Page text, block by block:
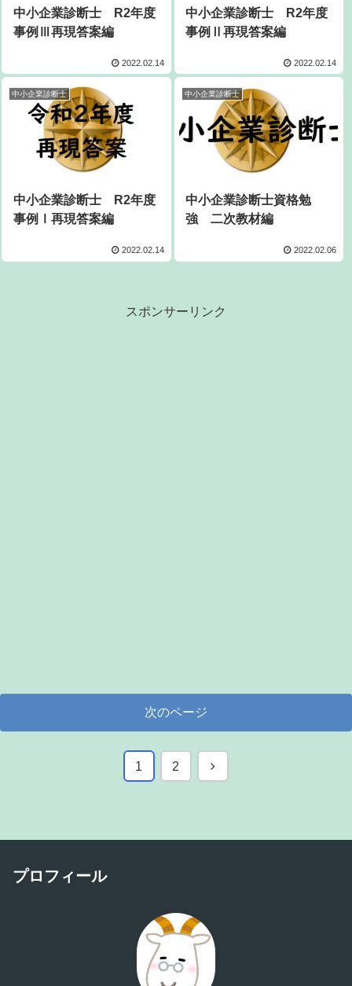
中小企業診断士 R2年度
事例Ⅲ再現答案編
2022.02.14
中小企業診断士 R2年度
事例Ⅱ再現答案編
2022.02.14
中小企業診断士
中小企業診断士 R2年度
事例Ⅰ再現答案編
2022.02.14
中小企業診断士
中小企業診断士資格勉
強 二次教材編
2022.02.06
スポンサーリンク
次のページ
1 2 次
プロフィール